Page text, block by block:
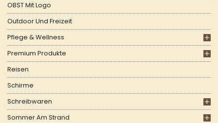
OBST Mit Logo
Outdoor Und Freizeit
Pflege & Wellness
Premium Produkte
Reisen
Schirme
Schreibwaren
Sommer Am Strand